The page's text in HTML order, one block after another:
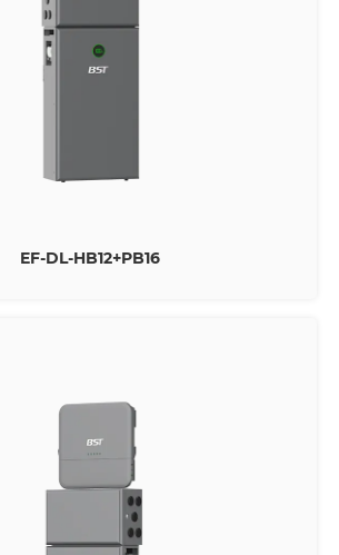
EF-DL-HB12+PB16